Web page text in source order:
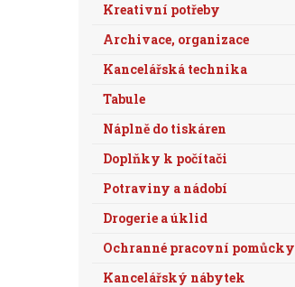
Kreativní potřeby
Archivace, organizace
Kancelářská technika
Tabule
Náplně do tiskáren
Doplňky k počítači
Potraviny a nádobí
Drogerie a úklid
Ochranné pracovní pomůcky
Kancelářský nábytek